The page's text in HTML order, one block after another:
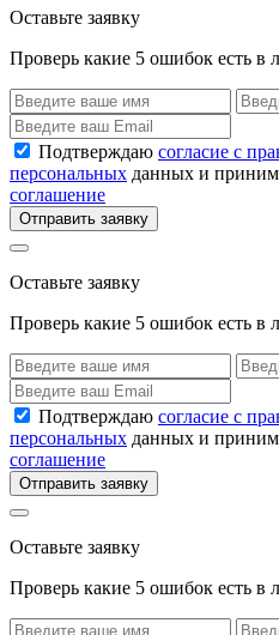
Оставьте заявку
Проверь какие 5 ошибок есть в
Подтверждаю согласие с
персональных данных и
соглашение
Отправить заявку
Оставьте заявку
Проверь какие 5 ошибок есть в
Подтверждаю согласие с
персональных данных и
соглашение
Отправить заявку
Оставьте заявку
Проверь какие 5 ошибок есть